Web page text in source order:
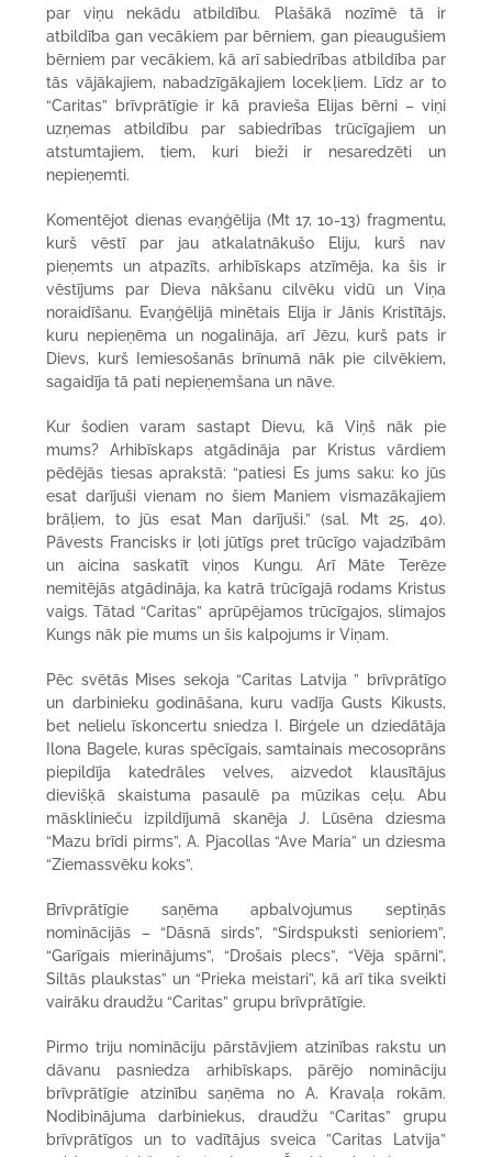
par viņu nekādu atbildību. Plašākā nozīmē tā ir
atbildība gan vecākiem par bērniem, gan pieaugušiem
bērniem par vecākiem, kā arī sabiedrības atbildība par
tās vājākajiem, nabadzīgākajiem locekļiem. Līdz ar to
“Caritas” brīvprātīgie ir kā pravieša Elijas bērni – viņi
uzņemas atbildību par sabiedrības trūcīgajiem un
atstumtajiem, tiem, kuri bieži ir nesaredzēti un
nepieņemti.
Komentējot dienas evaņģēlija (Mt 17, 10-13) fragmentu,
kurš vēstī par jau atkalatnākušo Eliju, kurš nav
pieņemts un atpazīts, arhibīskaps atzīmēja, ka šis ir
vēstījums par Dieva nākšanu cilvēku vidū un Viņa
noraidīšanu. Evaņģēlijā minētais Elija ir Jānis Kristītājs,
kuru nepieņēma un nogalināja, arī Jēzu, kurš pats ir
Dievs, kurš Iemiesošanās brīnumā nāk pie cilvēkiem,
sagaidīja tā pati nepieņemšana un nāve.
Kur šodien varam sastapt Dievu, kā Viņš nāk pie
mums? Arhibīskaps atgādināja par Kristus vārdiem
pēdējās tiesas aprakstā: “patiesi Es jums saku: ko jūs
esat darījuši vienam no šiem Maniem vismazākajiem
brāļiem, to jūs esat Man darījuši.” (sal. Mt 25, 40).
Pāvests Francisks ir ļoti jūtīgs pret trūcīgo vajadzībām
un aicina saskatīt viņos Kungu. Arī Māte Terēze
nemitējās atgādināja, ka katrā trūcīgajā rodams Kristus
vaigs. Tātad “Caritas” aprūpējamos trūcīgajos, slimajos
Kungs nāk pie mums un šis kalpojums ir Viņam.
Pēc svētās Mises sekoja “Caritas Latvija ” brīvprātīgo
un darbinieku godināšana, kuru vadīja Gusts Kikusts,
bet nelielu īskoncertu sniedza I. Birģele un dziedātāja
Ilona Bagele, kuras spēcīgais, samtainais mecosoprāns
piepildīja katedrāles velves, aizvedot klausītājus
dievišķā skaistuma pasaulē pa mūzikas ceļu. Abu
māsklinieču izpildījumā skanēja J. Lūsēna dziesma
“Mazu brīdi pirms”, A. Pjacollas “Ave Maria” un dziesma
“Ziemassvēku koks”.
Brīvprātīgie saņēma apbalvojumus septiņās
nominācijās – “Dāsnā sirds”, “Sirdspuksti senioriem”,
“Garīgais mierinājums”, “Drošais plecs”, “Vēja spārni”,
Siltās plaukstas” un “Prieka meistari”, kā arī tika sveikti
vairāku draudžu “Caritas” grupu brīvprātīgie.
Pirmo triju nomināciju pārstāvjiem atzinības rakstu un
dāvanu pasniedza arhibīskaps, pārējo nomināciju
brīvprātīgie atzinību saņēma no A. Kravaļa rokām.
Nodibinājuma darbiniekus, draudžu “Caritas” grupu
brīvprātīgos un to vadītājus sveica ”Caritas Latvija”